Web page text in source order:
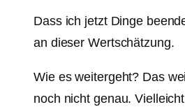
Dass ich jetzt Dinge
an dieser Wertschätzung.
Wie es weitergeht? Das
noch nicht genau.